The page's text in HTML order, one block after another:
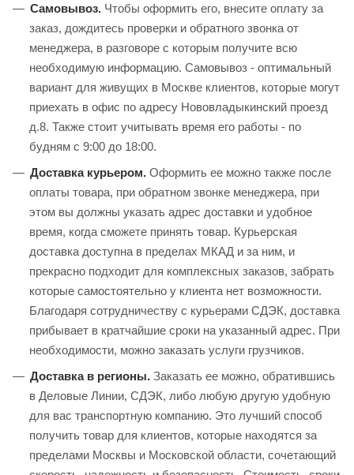
Самовывоз. Чтобы оформить его, внесите оплату за
заказ, дождитесь проверки и обратного звонка от
менеджера, в разговоре с которым получите всю
необходимую информацию. Самовывоз - оптимальный
вариант для живущих в Москве клиентов, которые могут
приехать в офис по адресу Нововладыкинский проезд
д.8. Также стоит учитывать время его работы - по
будням с 9:00 до 18:00.
Доставка курьером. Оформить ее можно также после
оплаты товара, при обратном звонке менеджера, при
этом вы должны указать адрес доставки и удобное
время, когда сможете принять товар. Курьерская
доставка доступна в пределах МКАД и за ним, и
прекрасно подходит для комплексных заказов, забрать
которые самостоятельно у клиента нет возможности.
Благодаря сотрудничеству с курьерами СДЭК, доставка
прибывает в кратчайшие сроки на указанный адрес. При
необходимости, можно заказать услуги грузчиков.
Доставка в регионы. Заказать ее можно, обратившись
в Деловые Линии, СДЭК, либо любую другую удобную
для вас транспортную компанию. Это лучший способ
получить товар для клиентов, которые находятся за
пределами Москвы и Московской области, сочетающий